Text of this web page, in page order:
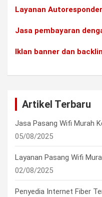
Layanan
Jasa pembayaran
Iklan banner dan
Artikel Terbaru
Jasa Pasang Wifi Murah
05/08/2025
Layanan Pasang Wifi
02/08/2025
Penyedia Internet Fiber